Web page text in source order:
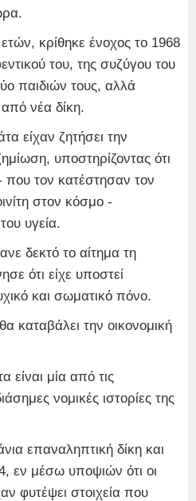
κρίθηκε ένοχος το 1968
του, της συζύγου του
παιδιών τους, αλλά
νέα δίκη.
είχαν ζητήσει την
υποστηρίζοντας ότι
που τον κατέστησαν τον
στον κόσμο -
υγεία.
δεκτό το αίτημα τη
ότι είχε υποστεί
και σωματικό πόνο.
καταβάλει την οικονομική
μία από τις
νομικές ιστορίες της
επαναληπτική δίκη και
εν μέσω υποψιών ότι οι
φυτέψει στοιχεία που